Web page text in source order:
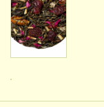
BeppeDeli en 8tea1
Contact
Sale!